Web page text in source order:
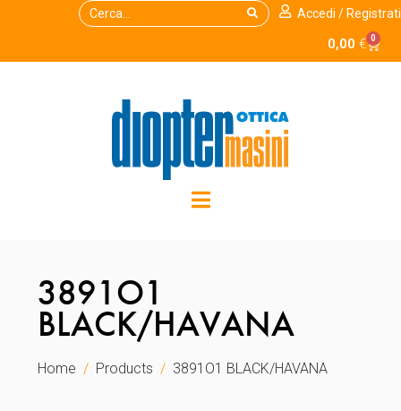
Accedi / Registrati
0,00 € 0
3891O1
BLACK/HAVANA
Home Products 3891O1 BLACK/HAVANA